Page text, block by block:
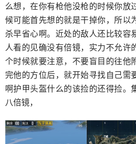
么想，在你有枪他没枪的时候你放
候可能首先想的就是干掉你，所以
杀早省心啊。近处的敌人还比较容
人看的见确没有倍镜，实力不允许
个时候就要注意，不要盲目的往他
完他的方位后，就开始寻找自己需
啊护甲头盔什么的该捡的还得捡。
八倍镜，